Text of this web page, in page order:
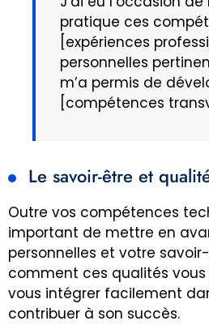
pratique ces
[expériences
personnelles
m’a permis de
[compétences
Le savoir-être et
Outre vos compétences
important de mettre en
personnelles et votre
comment ces qualités
vous intégrer facilement
contribuer à son succès.